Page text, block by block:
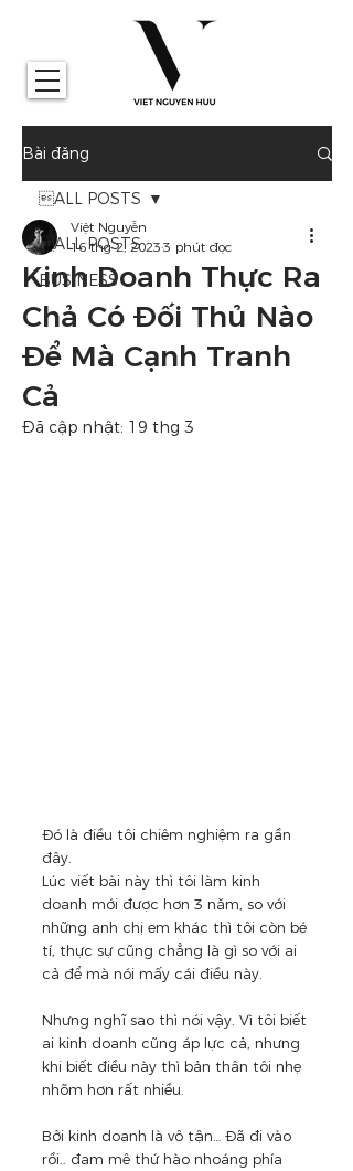
Bài đăng
ALL POSTS
BUSINESS
ALL POSTS
Kinh Doanh Thực Ra
Chả Có Đối Thủ Nào
Để Mà Cạnh Tranh
Cả
Việt Nguyễn
16 thg 2, 2023 3 phút đọc
Đã cập nhật: 19 thg 3
Đó là điều tôi chiêm nghiệm ra gần
đây.
Lúc viết bài này thì tôi làm kinh
doanh mới được hơn 3 năm, so với
những anh chị em khác thì tôi còn bé
tí, thực sự cũng chẳng là gì so với ai
cả để mà nói mấy cái điều này.
Nhưng nghĩ sao thì nói vậy. Vì tôi biết
ai kinh doanh cũng áp lực cả, nhưng
khi biết điều này thì bản thân tôi nhẹ
nhõm hơn rất nhiều.
Bởi kinh doanh là vô tận… Đã đi vào
rồi.. đam mê thứ hào nhoáng phía